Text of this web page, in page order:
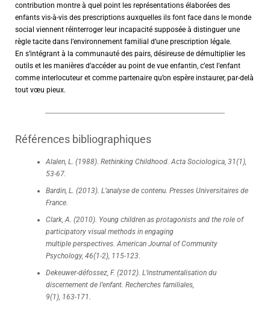
contribution montre à quel point les représentations élaborées des
enfants vis-à-vis des prescriptions auxquelles ils font face dans le monde
social viennent réinterroger leur incapacité supposée à distinguer une
règle tacite dans l’environnement familial d’une prescription légale.
En s’intégrant à la communauté des pairs, désireuse de démultiplier les
outils et les manières d’accéder au point de vue enfantin, c’est l’enfant
comme interlocuteur et comme partenaire qu’on espère instaurer, par-delà
tout vœu pieux.
Références bibliographiques
Alalen, L. (1988). Rethinking Childhood. Acta Sociologica, 31(1),
53-67.
Bardin, L. (2013). L’analyse de contenu. Presses Universitaires de
France.
Clark, A. (2010). Young children as protagonists and the role of
participatory visual methods in engaging
multiple perspectives. American Journal of Community
Psychology, 46(1-2), 115-123.
Dekeuwer-défossez, F. (2012). L’instrumentalisation du
discernement de l’enfant. Recherches familiales,
9(1), 163-171.